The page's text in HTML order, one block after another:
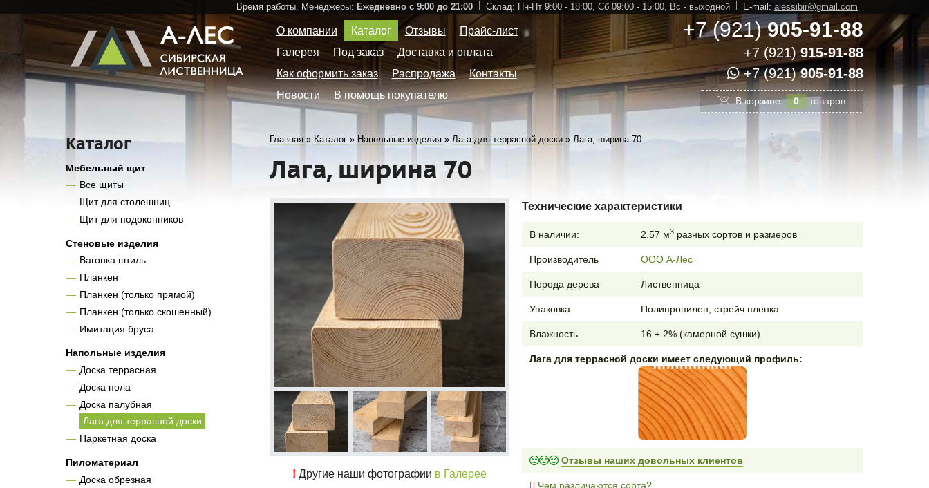
Время работы. Менеджеры: Ежедневно с 9:00 до 21:00 Склад: Пн-Пт 9:00 - 18:00, Сб 09:00 - 15:00, Вс - выходной E-mail: alessibir@gmail.com
О компании Каталог Отзывы
Прайс-лист
Галерея
Под заказ
Доставка и оплата
Как оформить заказ
Распродажа
Контакты
Новости
В помощь покупателю
+7 (921)905-91-88
+7 (921)915-91-88
+7 (921)905-91-88
В корзине: 0 товаров
Каталог
Мебельный щит
Все щиты
Щит для столешниц
Щит для подоконников
Стеновые изделия
Вагонка штиль
Планкен
Планкен (только прямой)
Планкен (только скошенный)
Имитация бруса
Напольные изделия
Доска террасная
Доска пола
Доска палубная
Лага для террасной доски
Паркетная доска
Пиломатериал
Доска обрезная
Главная » Каталог » Напольные изделия » Лага для террасной доски » Лага, ширина 70
Лага, ширина 70
! Другие наши фотографии в Галерее
Технические характеристики
В наличии: 2.57 м3разных сортов и размеров
Производитель ООО А-Лес
Порода дерева Лиственница
Упаковка Полипропилен, стрейч пленка
Влажность 16 ± 2% (камерной сушки)
Лага для террасной доски имеет следующий профиль:
Отзывы наших довольных клиентов
Чем различаются сорта?